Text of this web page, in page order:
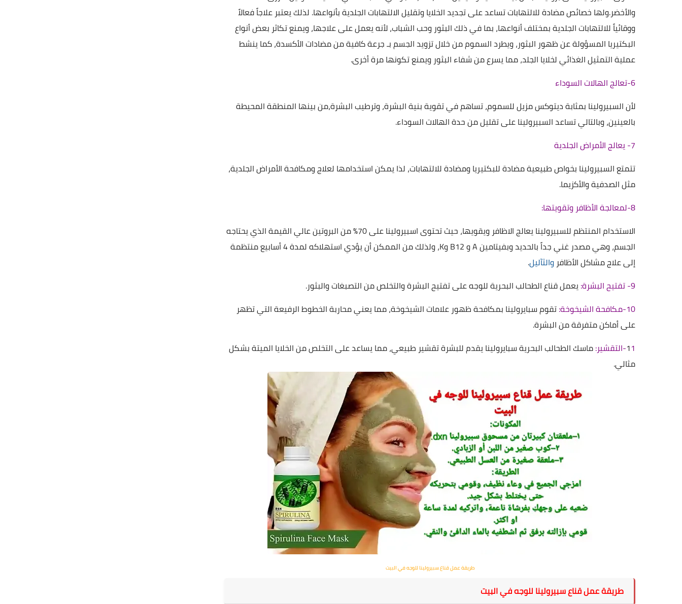
والأخضر.ولها خصائص مضادة للالتهابات تساعد على تجديد الخلايا وتقليل الالتهابات الجلدية بأنواعها. لذلك يعتبر علاجاً فعالاً
ووقائياً للالتهابات الجلدية بمختلف أنواعها، بما في ذلك البثور وحب الشباب، لأنه يعمل على علاجها، ويمنع تكاثر بعض أنواع
البكتيريا المسؤولة عن ظهور البثور، ويطرد السموم من خلال تزويد الجسم بـ جرعة كافية من مضادات الأكسدة، كما ينشط
عملية التمثيل الغذائي لخلايا الجلد، مما يسرع من شفاء البثور ويمنع تكونها مرة أخرى.
6-تعالج الهالات السوداء
لأن السبيرولينا بمثابة ديتوكس مزيل للسموم، تساهم في تقوية بنية البشرة، وترطيب البشرة،من بينها المنطقة المحيطة
بالعينين، وبالتالي تساعد السبيرولينا على تقليل من حدة الهالات السوداء.
7- يعالج الأمراض الجلدية
تتمتع السبيرولينا بخواص طبيعية مضادة للبكتيريا ومضادة للالتهابات، لذا يمكن استخدامها لعلاج ومكافحة الأمراض الجلدية،
مثل الصدفية والأكزيما.
8-لمعالجة الأظافر وتقويتها:
الاستخدام المنتظم للسبيرولينا يعالج الاظافر ويقويها، حيث تحتوى اسبيرولينا على 70٪ من البروتين عالي القيمة الذي يحتاجه
الجسم، وهي مصدر غني جداً بالحديد وبفيتامين A و B12 وK، ولذلك من الممكن أن يؤدي استهلاكه لمدة 4 أسابيع منتظمة
إلى علاج مشاكل الأظافر والثآليل.
9- تفتيح البشرة:
يعمل قناع الطحالب البحرية للوجه على تفتيح البشرة والتخلص من التصبغات والبثور.
10-مكافحة الشيخوخة:
تقوم سبايرولينا بمكافحة ظهور علامات الشيخوخة، مما يعني محاربة الخطوط الرفيعة التي تظهر
على أماكن متفرقة من البشرة.
11-التقشير:
ماسك الطحالب البحرية سبايرولينا يقدم للبشرة تقشير طبيعي، مما يساعد على التخلص من الخلايا الميتة بشكل
مثالي.
طريقة عمل قناع سبيرولينا للوجه في البيت
طريقة عمل قناع سبيرولينا للوجه في البيت